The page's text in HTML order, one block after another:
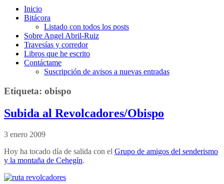
Inicio
Bitácora
Listado con todos los posts
Sobre Angel Abril-Ruiz
Travesías y corredor
Libros que he escrito
Contáctame
Suscripción de avisos a nuevas entradas
Etiqueta: obispo
Subida al Revolcadores/Obispo
3 enero 2009
Hoy ha tocado día de salida con el Grupo de amigos del senderismo
y la montaña de Cehegín.